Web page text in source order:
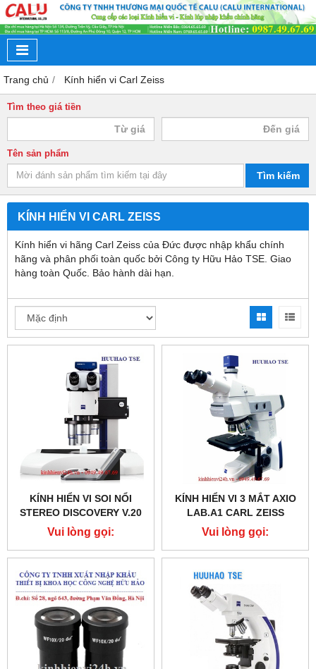
Trang chủ Kính hiển vi Carl Zeiss
Tìm theo giá tiền
Tên sản phẩm
Tìm kiếm
KÍNH HIỂN VI CARL ZEISS
Kính hiển vi hãng Carl Zeiss của Đức được nhập khẩu chính
hãng và phân phối toàn quốc bởi Công ty Hữu Hảo TSE. Giao
hàng toàn Quốc. Bảo hành dài hạn.
KÍNH HIỂN VI SOI NỔI
STEREO DISCOVERY V.20
CARL ZEISS
Vui lòng gọi:
0987.49.67.69
KÍNH HIỂN VI 3 MẮT AXIO
LAB.A1 CARL ZEISS
Vui lòng gọi:
0987.49.67.69